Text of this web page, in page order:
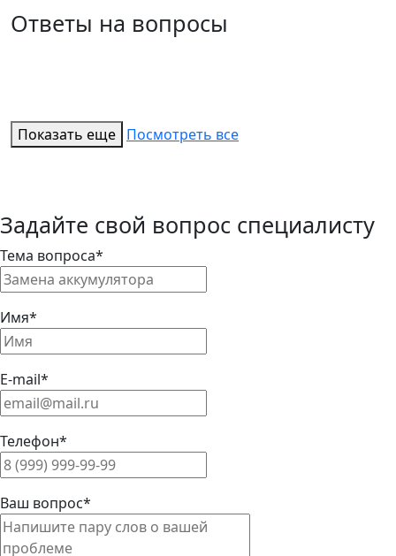
Ответы на вопросы
Показать еще Посмотреть все
Задайте свой вопрос специалисту
Тема вопроса*
Имя*
E-mail*
Телефон*
Ваш вопрос*